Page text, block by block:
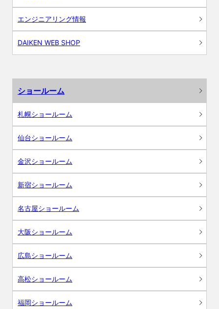
エンジニアリング情報
DAIKEN WEB SHOP
ショールーム
札幌ショールーム
仙台ショールーム
金沢ショールーム
新宿ショールーム
名古屋ショールーム
大阪ショールーム
広島ショールーム
高松ショールーム
福岡ショールーム